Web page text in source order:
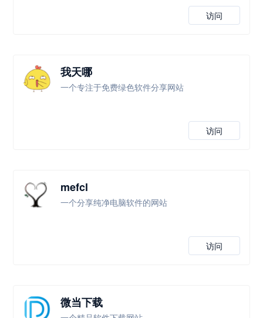
访问
我天哪
一个专注于免费绿色软件分享网站
访问
mefcl
一个分享纯净电脑软件的网站
访问
微当下载